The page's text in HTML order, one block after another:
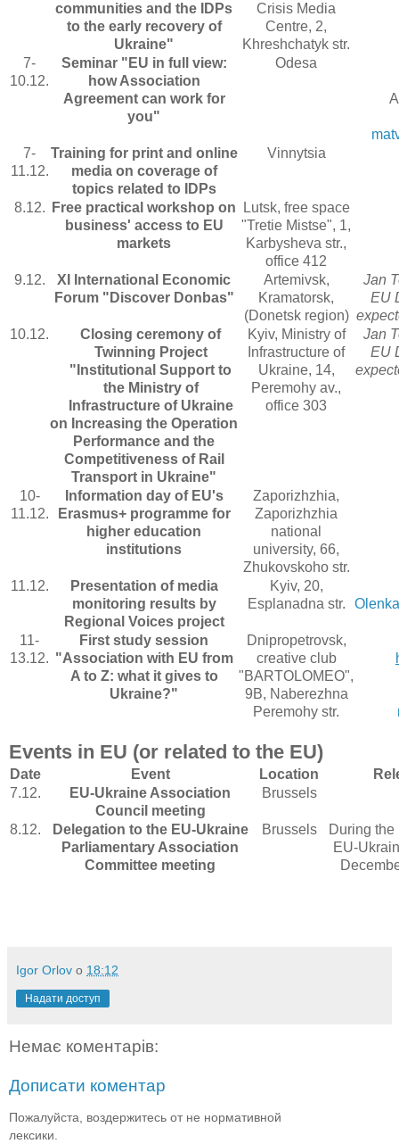
communities and the IDPs
to the early recovery of
Ukraine"
Crisis Media
Centre, 2,
Khreshchatyk str.
7-
10.12.
Seminar "EU in full view:
how Association
Agreement can work for
you"
Odesa
7-
11.12.
Training for print and online
media on coverage of
topics related to IDPs
Vinnytsia
8.12.
Free practical workshop on
business' access to EU
markets
Lutsk, free space
"Tretie Mistse", 1,
Karbysheva str.,
office 412
9.12.
XI International Economic
Forum "Discover Donbas"
Artemivsk,
Kramatorsk,
(Donetsk region)
Jan
EU
10.12.
Closing ceremony of
Twinning Project
"Institutional Support to
the Ministry of
Infrastructure of Ukraine
on Increasing the Operation
Performance and the
Competitiveness of Rail
Transport in Ukraine"
Kyiv, Ministry of
Infrastructure of
Ukraine, 14,
Peremohy av.,
office 303
Jan
EU
10-
11.12.
Information day of EU's
Erasmus+ programme for
higher education
institutions
Zaporizhzhia,
Zaporizhzhia
national
university, 66,
Zhukovskoho str.
11.12.
Presentation of media
monitoring results by
Regional Voices project
Kyiv, 20,
Esplanadna str.
11-
13.12.
First study session
"Association with EU from
A to Z: what it gives to
Ukraine?"
Dnipropetrovsk,
creative club
"BARTOLOMEO",
9B, Naberezhna
Peremohy str.
Events in EU (or related to the EU)
Date Event Location
7.12.
EU-Ukraine Association
Council meeting
Brussels
8.12.
Delegation to the EU-Ukraine
Parliamentary Association
Committee meeting
Brussels
During the
EU-
Igor Orlov о 18:12
Надати доступ
Немає коментарів:
Дописати коментар
Пожалуйста, воздержитесь от не нормативной
лексики.